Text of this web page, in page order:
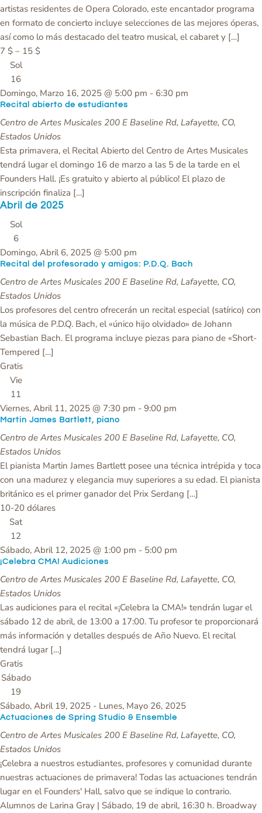
artistas residentes de Opera Colorado, este encantador programa
en formato de concierto incluye selecciones de las mejores óperas,
así como lo más destacado del teatro musical, el cabaret y […]
7 $ – 15 $
Sol
16
Recital abierto de estudiantes
Domingo, Marzo 16, 2025 @ 5:00 pm - 6:30 pm
Centro de Artes Musicales 200 E Baseline Rd, Lafayette, CO,
Estados Unidos
Esta primavera, el Recital Abierto del Centro de Artes Musicales
tendrá lugar el domingo 16 de marzo a las 5 de la tarde en el
Founders Hall. ¡Es gratuito y abierto al público! El plazo de
inscripción finaliza […]
Abril de 2025
Sol
6
Recital del profesorado y amigos: P.D.Q. Bach
Domingo, Abril 6, 2025 @ 5:00 pm
Centro de Artes Musicales 200 E Baseline Rd, Lafayette, CO,
Estados Unidos
Los profesores del centro ofrecerán un recital especial (satírico) con
la música de P.D.Q. Bach, el «único hijo olvidado» de Johann
Sebastian Bach. El programa incluye piezas para piano de «Short-
Tempered […]
Gratis
Vie
11
Martin James Bartlett, piano
Viernes, Abril 11, 2025 @ 7:30 pm - 9:00 pm
Centro de Artes Musicales 200 E Baseline Rd, Lafayette, CO,
Estados Unidos
El pianista Martin James Bartlett posee una técnica intrépida y toca
con una madurez y elegancia muy superiores a su edad. El pianista
británico es el primer ganador del Prix Serdang […]
10-20 dólares
Sat
12
¡Celebra CMA! Audiciones
Sábado, Abril 12, 2025 @ 1:00 pm - 5:00 pm
Centro de Artes Musicales 200 E Baseline Rd, Lafayette, CO,
Estados Unidos
Las audiciones para el recital «¡Celebra la CMA!» tendrán lugar el
sábado 12 de abril, de 13:00 a 17:00. Tu profesor te proporcionará
más información y detalles después de Año Nuevo. El recital
tendrá lugar […]
Gratis
Sábado
19
Actuaciones de Spring Studio & Ensemble
Sábado, Abril 19, 2025 - Lunes, Mayo 26, 2025
Centro de Artes Musicales 200 E Baseline Rd, Lafayette, CO,
Estados Unidos
¡Celebra a nuestros estudiantes, profesores y comunidad durante
nuestras actuaciones de primavera! Todas las actuaciones tendrán
lugar en el Founders' Hall, salvo que se indique lo contrario.
Alumnos de Larina Gray | Sábado, 19 de abril, 16:30 h. Broadway